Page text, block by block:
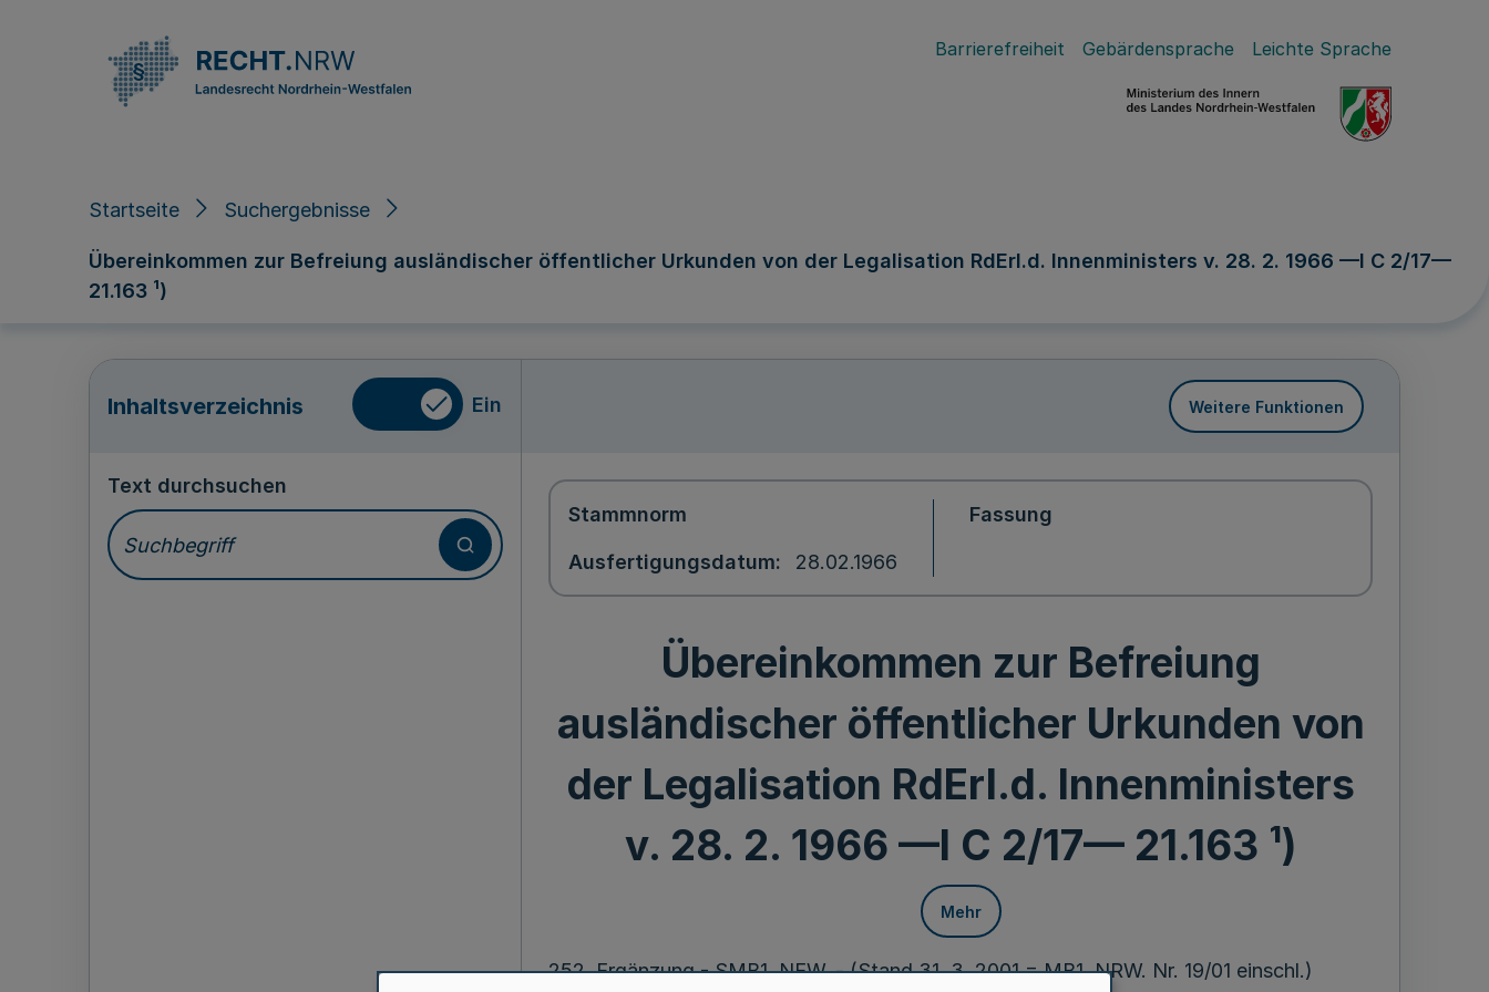
Barrierefreiheit Gebärdensprache Leichte Sprache
Startseite Suchergebnisse
Übereinkommen zur Befreiung ausländischer öffentlicher Urkunden von der Legalisation RdErl.d. Innenministers v. 28. 2. 1966 —I C 2/17—
21.163 ¹)
Inhaltsverzeichnis Ein Weitere Funktionen
Text durchsuchen
Stammnorm
Ausfertigungsdatum 28.02.1966
Fassung
Übereinkommen zur Befreiung
ausländischer öffentlicher Urkunden von
der Legalisation RdErl.d. Innenministers
v. 28. 2. 1966 —I C 2/17— 21.163 ¹)
Mehr
252. Ergänzung - SMB1. NEW. - (Stand 31. 3. 2001 = MB1. NRW. Nr. 19/01 einschl.)